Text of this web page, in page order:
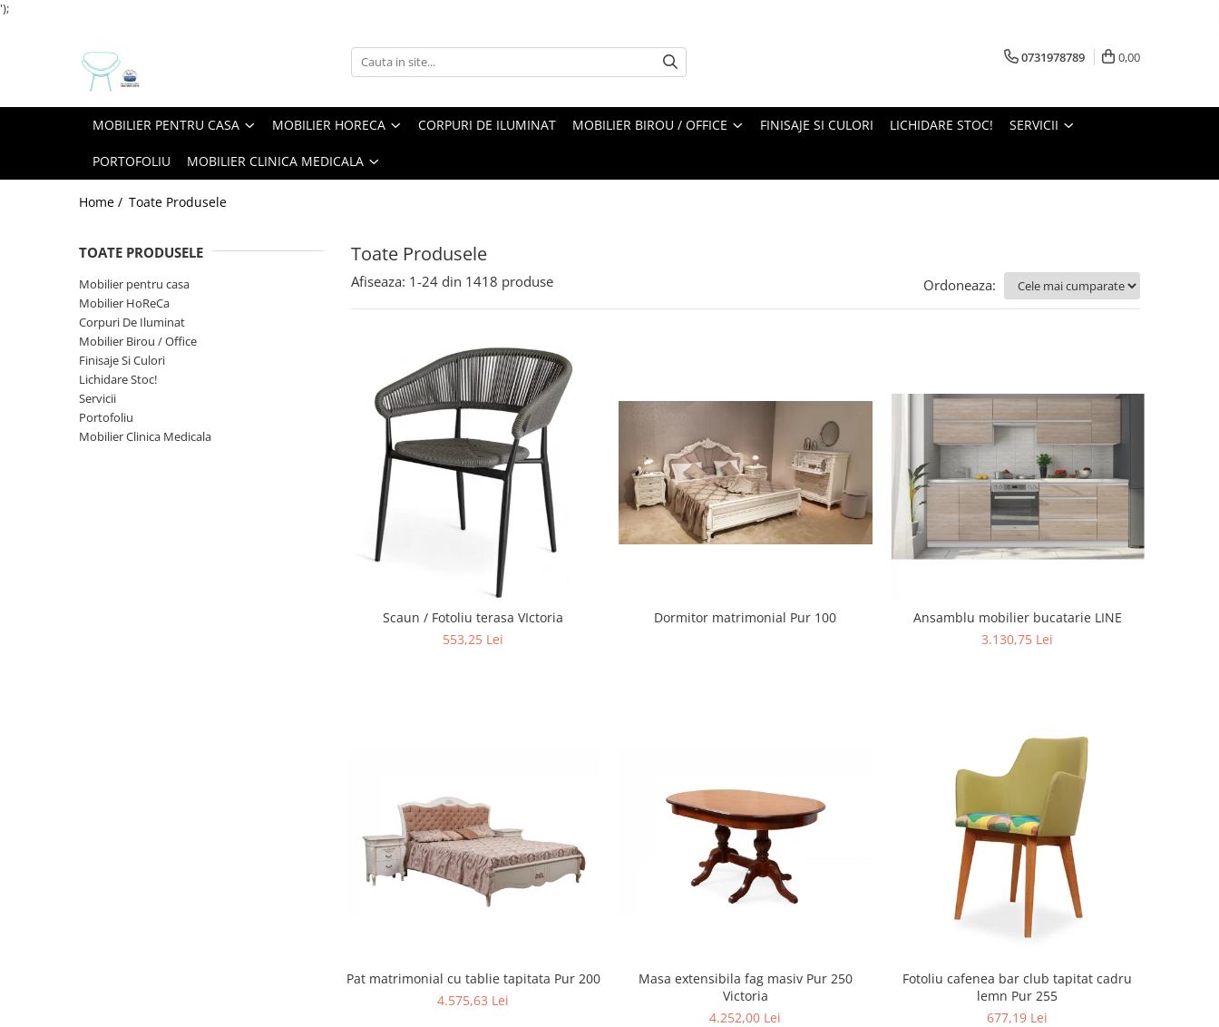
');
Mobilier pentru casa
Canapele casa
Dulapuri
Scaune casa
Mobilier HoReCa
Blaturi de masa
Camere Hotel
Canapele
Console Si Gheridoane
Mobilier Evenimente
Mese evenimente
Scaune Evenimente
Mobilier terasa
Scaune terasa
Mobilier Birou / Office
Canapele Office / Sala asteptare
Panouri fonoabsorbante si
Picioare / Cadre Birou
Frezare CNC Debitare Si Gravura
Proiectare Si Design
Mobilier Clinica Medicala
Mobilier Sala De Asteptare
0731978789 0,00
MOBILIER PENTRU CASA MOBILIER HORECA CORPURI DE ILUMINAT MOBILIER BIROU / OFFICE FINISAJE SI CULORI LICHIDARE STOC! SERVICII
PORTOFOLIU MOBILIER CLINICA MEDICALA
Home / Toate Produsele
Toate Produsele
TOATE PRODUSELE
Mobilier pentru casa
Mobilier HoReCa
Corpuri De Iluminat
Mobilier Birou / Office
Finisaje Si Culori
Lichidare Stoc!
Servicii
Portofoliu
Mobilier Clinica Medicala
Afiseaza: 1-24 din 1418 produse Ordoneaza:
Scaun / Fotoliu terasa VIctoria
553,25 Lei
Dormitor matrimonial Pur 100
Ansamblu mobilier bucatarie LINE
3.130,75 Lei
Pat matrimonial cu tablie tapitata Pur 200
4.575,63 Lei
Masa extensibila fag masiv Pur 250
Victoria
4.252,00 Lei
Fotoliu cafenea bar club tapitat cadru
lemn Pur 255
677,19 Lei